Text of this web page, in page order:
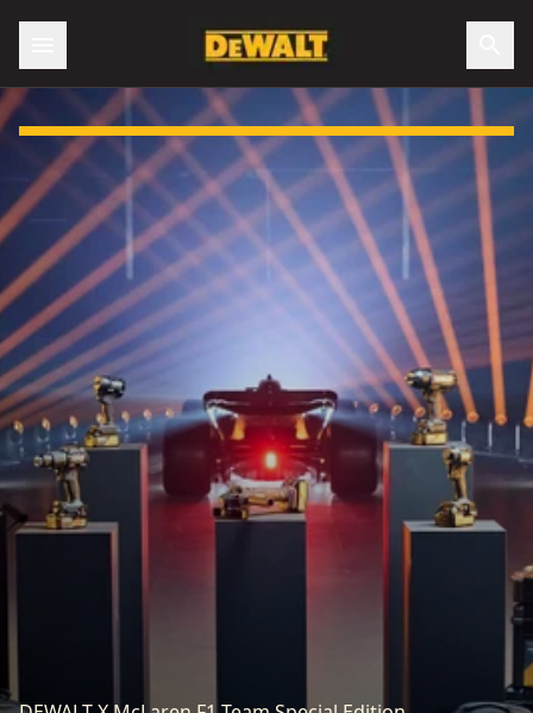
Slide 1 of 3: DEWALT X McLaren F1 Team Special Edition